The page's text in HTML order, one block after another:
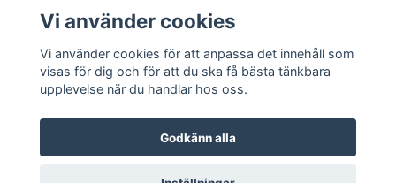
Läs mer
Sociala medier
© 2026 Mor & Dotter
Vi använder cookies
Vi använder cookies för att anpassa det innehåll som
visas för dig och för att du ska få bästa tänkbara
upplevelse när du handlar hos oss.
Godkänn alla